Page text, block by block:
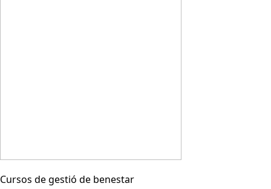
Cursos de gestió de benestar